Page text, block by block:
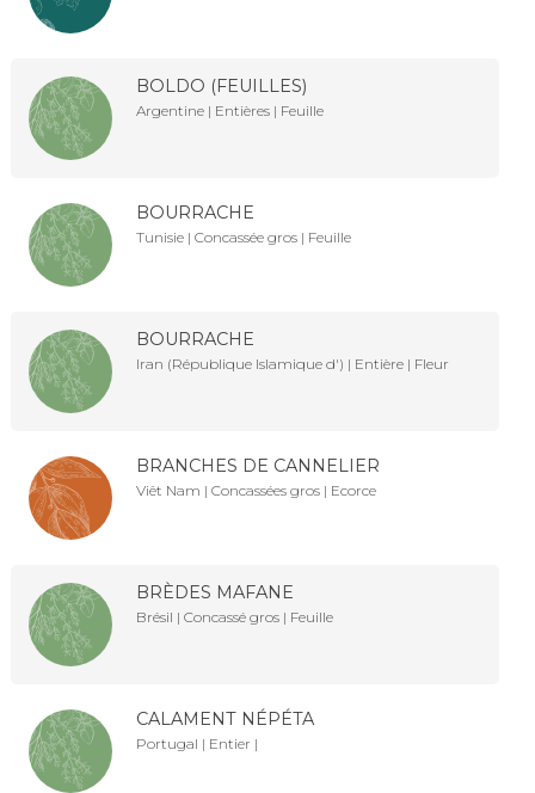
BOLDO (FEUILLES)
Argentine | Entières | Feuille
BOURRACHE
Tunisie | Concassée gros | Feuille
BOURRACHE
Iran (République Islamique d') | Entière | Fleur
BRANCHES DE CANNELIER
Viêt Nam | Concassées gros | Ecorce
BRÈDES MAFANE
Brésil | Concassé gros | Feuille
CALAMENT NÉPÉTA
Portugal | Entier |